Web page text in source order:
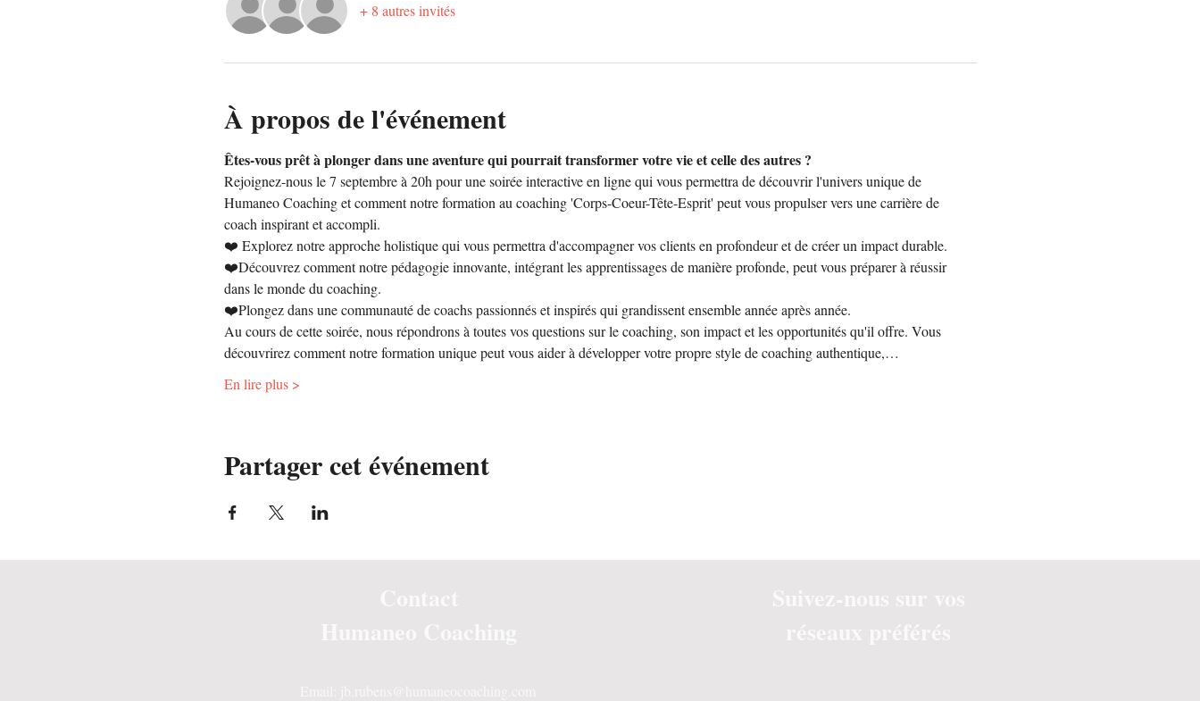
+ 8 autres invités
À propos de l'événement
Êtes-vous prêt à plonger dans une aventure qui pourrait transformer votre vie et celle des autres ?
Rejoignez-nous le 7 septembre à 20h pour une soirée interactive en ligne qui vous permettra de découvrir l'univers unique de
Humaneo Coaching et comment notre formation au coaching 'Corps-Coeur-Tête-Esprit' peut vous propulser vers une carrière de
coach inspirant et accompli.
❤️ Explorez notre approche holistique qui vous permettra d'accompagner vos clients en profondeur et de créer un impact durable.
❤️Découvrez comment notre pédagogie innovante, intégrant les apprentissages de manière profonde, peut vous préparer à réussir
dans le monde du coaching.
❤️Plongez dans une communauté de coachs passionnés et inspirés qui grandissent ensemble année après année.
Au cours de cette soirée, nous répondrons à toutes vos questions sur le coaching, son impact et les opportunités qu'il offre. Vous
découvrirez comment notre formation unique peut vous aider à développer votre propre style de coaching authentique,…
En lire plus >
Partager cet événement